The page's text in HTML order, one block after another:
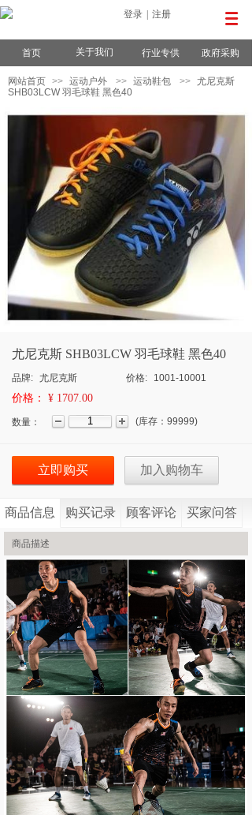
登录 注册
首页 关于我们 行业专供 政府采购
网站首页 >> 运动户外 >> 运动鞋包 >> 尤尼克斯
SHB03LCW 羽毛球鞋 黑色40
尤尼克斯 SHB03LCW 羽毛球鞋 黑色40
品牌: 尤尼克斯 价格: 1001-10001
价格： ¥ 1707.00
数量： (库存： 99999)
立即购买 加入购物车
商品信息 购买记录 顾客评论 买家问答
商品描述